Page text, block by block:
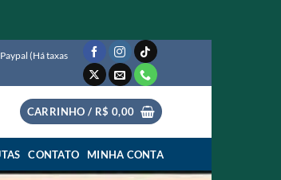
(Há taxas
CARRINHO / R$ 0,00
CONTATO MINHA CONTA